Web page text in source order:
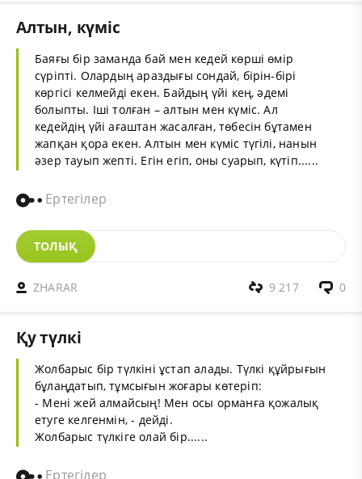
Алтын, күміс
Баяғы бір заманда бай мен кедей көрші өмір
сүріпті. Олардың араздығы сондай, бірін-бірі
көргісі келмейді екен. Байдың үйі кең, әдемі
болыпты. Іші толған – алтын мен күміс. Ал
кедейдің үйі ағаштан жасалған, төбесін бұтамен
жапқан қора екен. Алтын мен күміс түгілі, нанын
әзер тауып жепті. Егін егіп, оны суарып, күтіп......
Ертегілер
ТОЛЫҚ
ZHARAR 0
9 217
Қу түлкі
Жолбарыс бір түлкіні ұстап алады. Түлкі құйрығын
бұлаңдатып, тұмсығын жоғары көтеріп:
- Мені жей алмайсың! Мен осы орманға қожалық
етуге келгенмін, - дейді.
Жолбарыс түлкіге олай бір......
Ертегілер